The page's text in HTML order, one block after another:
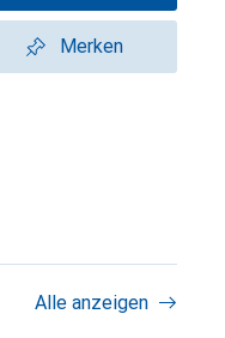
Merken
Alle anzeigen